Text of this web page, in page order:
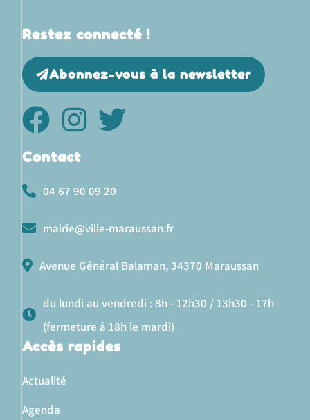
Restez connecté !
Abonnez-vous à la newsletter
Contact
04 67 90 09 20
mairie@ville-maraussan.fr
Avenue Général Balaman, 34370 Maraussan
du lundi au vendredi : 8h - 12h30 / 13h30 - 17h
(fermeture à 18h le mardi)
Accès rapides
Actualité
Agenda